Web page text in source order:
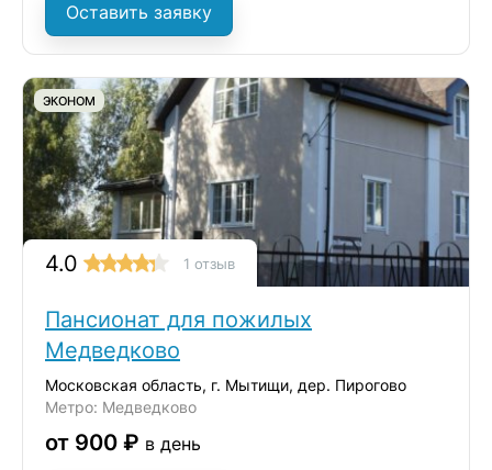
Оставить заявку
ЭКОНОМ
4.0 1 отзыв
Пансионат для пожилых
Медведково
Московская область, г. Мытищи, дер. Пирогово
Метро: Медведково
от 900 ₽ в день